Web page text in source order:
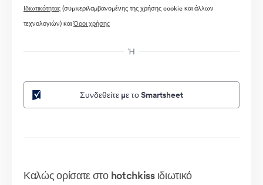
Ιδιωτικότητας(συμπεριλαμβανομένης της χρήσης cookie και άλλων
τεχνολογιών) καιΌροι χρήσης
Ή
Συνδεθείτε με το Smartsheet
Καλώς ορίσατε στο hotchkiss ιδιωτικό